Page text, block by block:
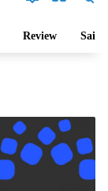
Review Sains